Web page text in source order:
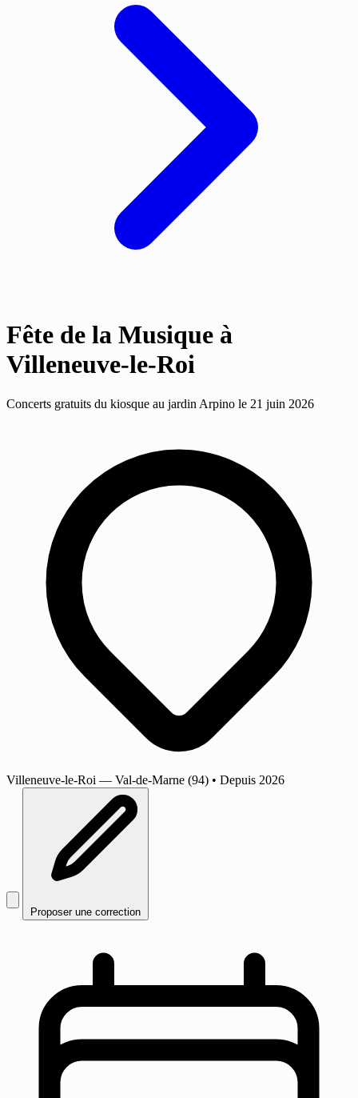
Fête de la Musique à
Villeneuve-le-Roi
Concerts gratuits du kiosque au jardin Arpino le 21 juin 2026
Villeneuve-le-Roi — Val-de-Marne (94) • Depuis 2026
Proposer une correction